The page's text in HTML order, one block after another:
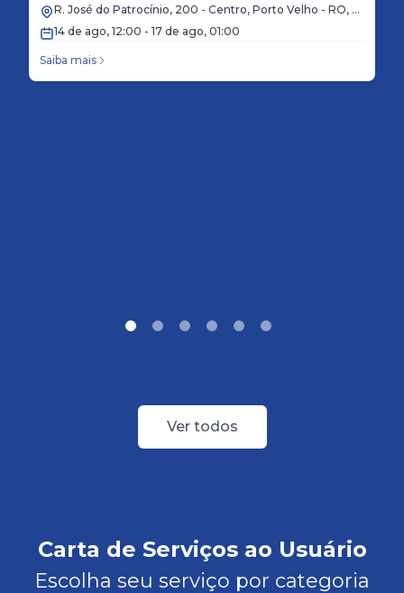
R. José do Patrocínio, 200 - Centro, Porto Velho - RO, 78900-010
14 de ago, 12:00 - 17 de ago, 01:00
Saiba mais
Ver todos
Carta de Serviços ao Usuário
Escolha seu serviço por categoria